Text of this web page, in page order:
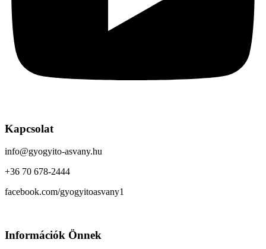
Kapcsolat
info@gyogyito-asvany.hu
+36 70 678-2444
facebook.com/gyogyitoasvany1
Információk Önnek